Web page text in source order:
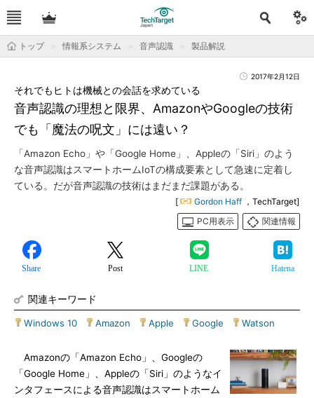
トップ 情報系システム 音声認識 製品解説
2017年2月12日
音声認識の理想と限界、AmazonやGoogleの技術
でも「魔法の呪文」には遠い？
それでもヒトは機械との会話を求めている
「Amazon Echo」や「Google Home」、Appleの「Siri」のよう
な音声認識はスマートホームIoTの構成要素として急速に定着し
ている。だが音声認識の技術はまだまだ課題がある。
[ Gordon Haff ，TechTarget]
PC用表示
関連情報
Share Post LINE Hatena
関連キーワード
Windows 10 Amazon Apple Google Watson
Amazonの「Amazon Echo」、Googleの
「Google Home」、Appleの「Siri」のようなイ
ンタフェースによる音声認識はスマートホーム